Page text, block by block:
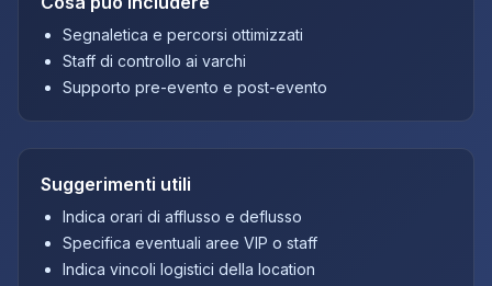
Segnaletica e percorsi ottimizzati
Staff di controllo ai varchi
Supporto pre-evento e post-evento
Suggerimenti utili
Indica orari di afflusso e deflusso
Specifica eventuali aree VIP o staff
Indica vincoli logistici della location